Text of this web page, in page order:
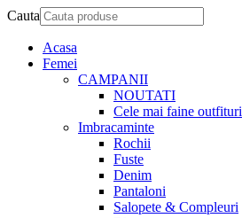
Cauta
Acasa
Femei
CAMPANII
NOUTATI
Cele mai faine outfituri
Imbracaminte
Rochii
Fuste
Denim
Pantaloni
Salopete & Compleuri